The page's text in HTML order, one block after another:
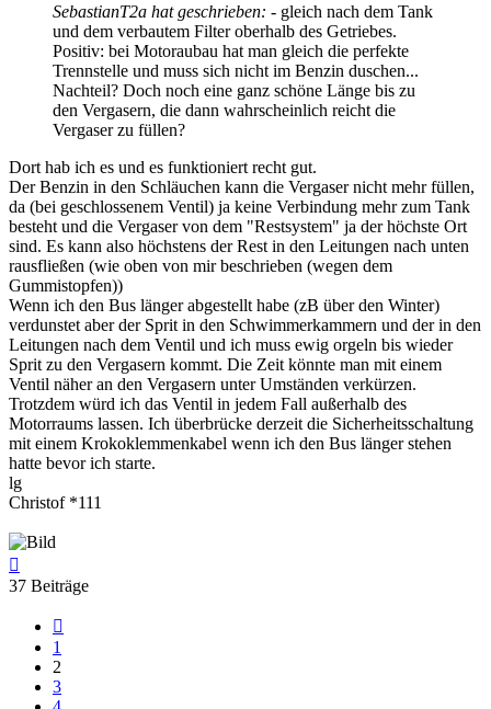
SebastianT2a hat geschrieben: - gleich nach dem Tank
und dem verbautem Filter oberhalb des Getriebes.
Positiv: bei Motoraubau hat man gleich die perfekte
Trennstelle und muss sich nicht im Benzin duschen...
Nachteil? Doch noch eine ganz schöne Länge bis zu
den Vergasern, die dann wahrscheinlich reicht die
Vergaser zu füllen?
Dort hab ich es und es funktioniert recht gut.
Der Benzin in den Schläuchen kann die Vergaser nicht mehr füllen,
da (bei geschlossenem Ventil) ja keine Verbindung mehr zum Tank
besteht und die Vergaser von dem "Restsystem" ja der höchste Ort
sind. Es kann also höchstens der Rest in den Leitungen nach unten
rausfließen (wie oben von mir beschrieben (wegen dem
Gummistopfen))
Wenn ich den Bus länger abgestellt habe (zB über den Winter)
verdunstet aber der Sprit in den Schwimmerkammern und der in den
Leitungen nach dem Ventil und ich muss ewig orgeln bis wieder
Sprit zu den Vergasern kommt. Die Zeit könnte man mit einem
Ventil näher an den Vergasern unter Umständen verkürzen.
Trotzdem würd ich das Ventil in jedem Fall außerhalb des
Motorraums lassen. Ich überbrücke derzeit die Sicherheitsschaltung
mit einem Krokoklemmenkabel wenn ich den Bus länger stehen
hatte bevor ich starte.
lg
Christof *111
oben
37 Beiträge
1
2
3